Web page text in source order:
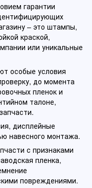
гарантии
– это штампы,
краской,
или уникальные
особые условия
до момента
пленок и
талоне,
дисплейные
навесного монтажа.
с признаками
пленка,
повреждениями.